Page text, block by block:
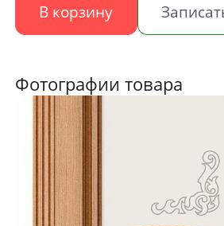
В корзину
Фотографии товара